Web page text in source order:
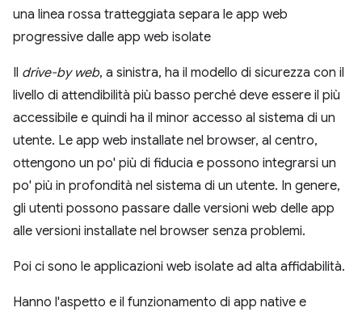
Il drive-by web, a sinistra, ha il modello di sicurezza con il
livello di attendibilità più basso perché deve essere il più
accessibile e quindi ha il minor accesso al sistema di un
utente. Le app web installate nel browser, al centro,
ottengono un po' più di fiducia e possono integrarsi un
po' più in profondità nel sistema di un utente. In genere,
gli utenti possono passare dalle versioni web delle app
alle versioni installate nel browser senza problemi.
Poi ci sono le applicazioni web isolate ad alta affidabilità.
Hanno l'aspetto e il funzionamento di app native e